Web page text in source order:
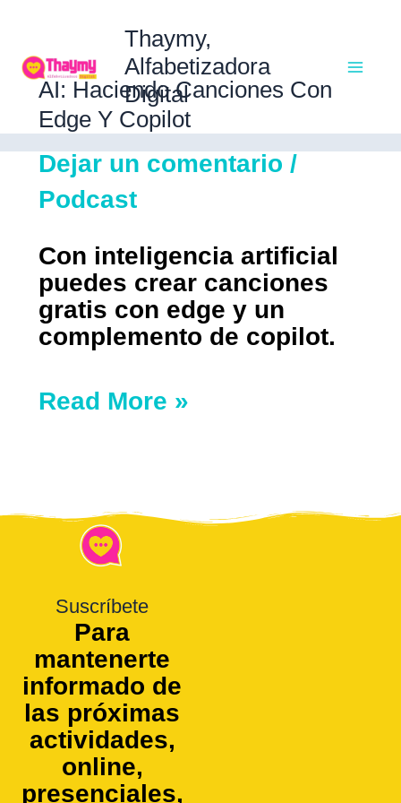
contenido
Thaymy,
Alfabetizadora
Digital
AI: Haciendo Canciones Con
Edge Y Copilot
Dejar un comentario /
Podcast
Con inteligencia artificial
puedes crear canciones
gratis con edge y un
complemento de copilot.
AI:
Haciendo
canciones
con
Edge
Copilot
Read More »
Suscríbete
Para
mantenerte
informado de
las próximas
actividades,
online,
presenciales,